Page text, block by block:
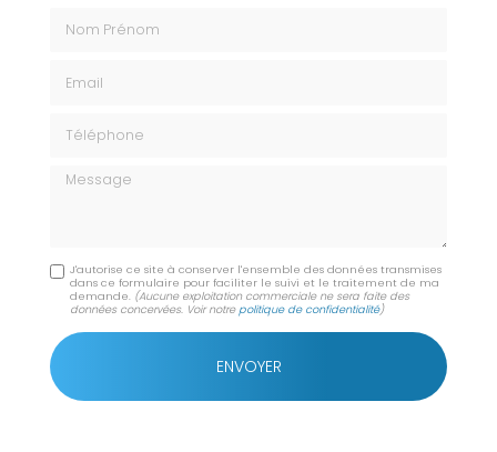
Message
J'autorise ce site à conserver l'ensemble des données transmises
dans ce formulaire pour faciliter le suivi et le traitement de ma
demande. (Aucune exploitation commerciale ne sera faite des
données concervées. Voir notrepolitique de confidentialité)